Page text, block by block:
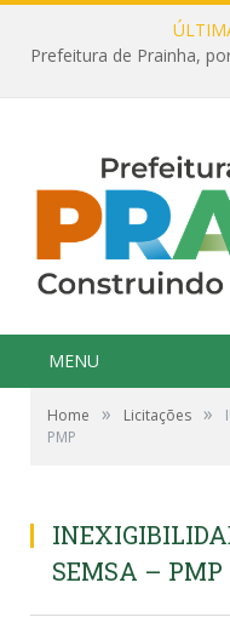
MENU
Home » Licitações »
PMP
SEMSA – PMP